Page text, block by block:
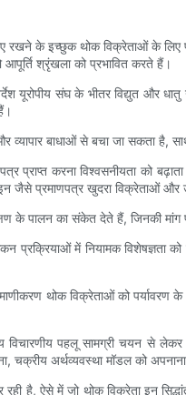
के इच्छुक थोक विक्रेताओं के लिए
श्रृंखला को प्रभावित करते हैं।
यूरोपीय संघ के भीतर विद्युत और
बाधाओं से बचा जा सकता है, साथ
प्राप्त करना विश्वसनीयता को
जैसे प्रमाणपत्र खुदरा विक्रेताओं
के पालन का संकेत देते हैं, जिनकी मांग
प्रक्रियाओं में नियामक विशेषज्ञता
थोक विक्रेताओं को
विचारणीय पहलू सामग्री चयन
अर्थव्यवस्था मॉडल को
रही है, ऐसे में जो थोक विक्रेता इन